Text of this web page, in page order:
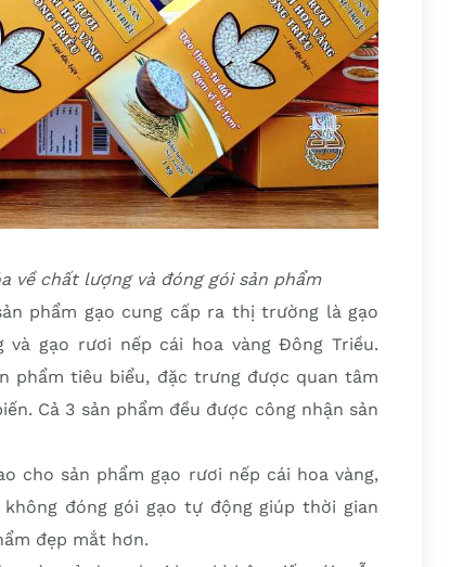
về chất lượng và đóng gói sản phẩm
phẩm gạo cung cấp ra thị trường là gạo
gạo rươi nếp cái hoa vàng Đông Triều.
phẩm tiêu biểu, đặc trưng được quan tâm
Cả 3 sản phẩm đều được công nhận sản
cho sản phẩm gạo rươi nếp cái hoa vàng,
đóng gói gạo tự động giúp thời gian
đẹp mắt hơn.